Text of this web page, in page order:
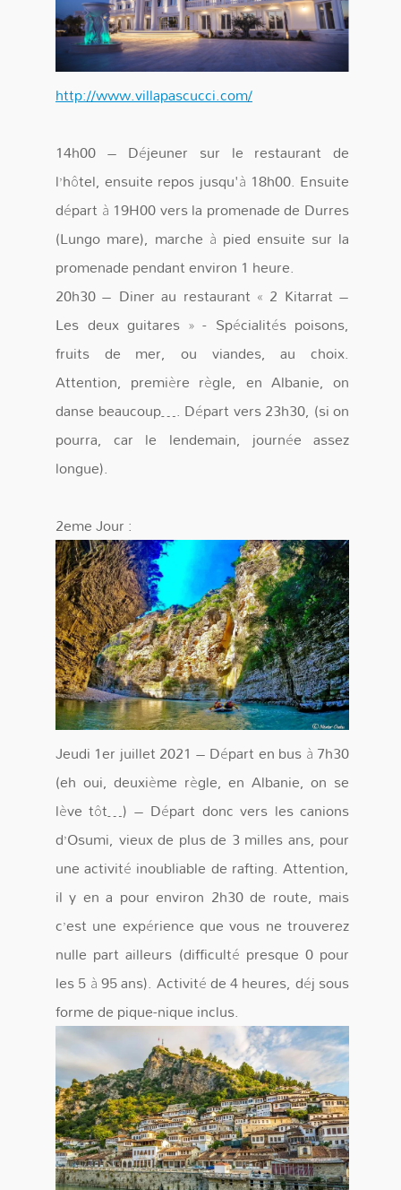
http://www.villapascucci.com/
14h00 – Déjeuner sur le restaurant de
l’hôtel, ensuite repos jusqu'à 18h00. Ensuite
départ à 19H00 vers la promenade de Durres
(Lungo mare), marche à pied ensuite sur la
promenade pendant environ 1 heure.
20h30 – Diner au restaurant « 2 Kitarrat –
Les deux guitares » - Spécialités poisons,
fruits de mer, ou viandes, au choix.
Attention, première règle, en Albanie, on
danse beaucoup…. Départ vers 23h30, (si on
pourra, car le lendemain, journée assez
longue).
2eme Jour :
Jeudi 1er juillet 2021 – Départ en bus à 7h30
(eh oui, deuxième règle, en Albanie, on se
lève tôt…) – Départ donc vers les canions
d’Osumi, vieux de plus de 3 milles ans, pour
une activité inoubliable de rafting. Attention,
il y en a pour environ 2h30 de route, mais
c’est une expérience que vous ne trouverez
nulle part ailleurs (difficulté presque 0 pour
les 5 à 95 ans). Activité de 4 heures, déj sous
forme de pique-nique inclus.